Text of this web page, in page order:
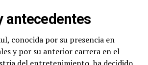
antecedentes
conocida por su presencia en
y por su anterior carrera en el